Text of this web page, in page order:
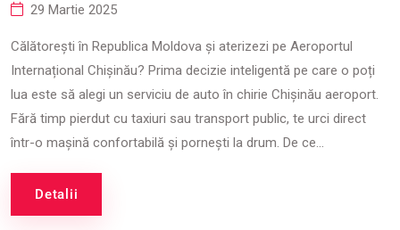
29 Martie 2025
Călătorești în Republica Moldova și aterizezi pe Aeroportul
Internațional Chișinău? Prima decizie inteligentă pe care o poți
lua este să alegi un serviciu de auto în chirie Chișinău aeroport.
Fără timp pierdut cu taxiuri sau transport public, te urci direct
într-o mașină confortabilă și pornești la drum. De ce...
Detalii